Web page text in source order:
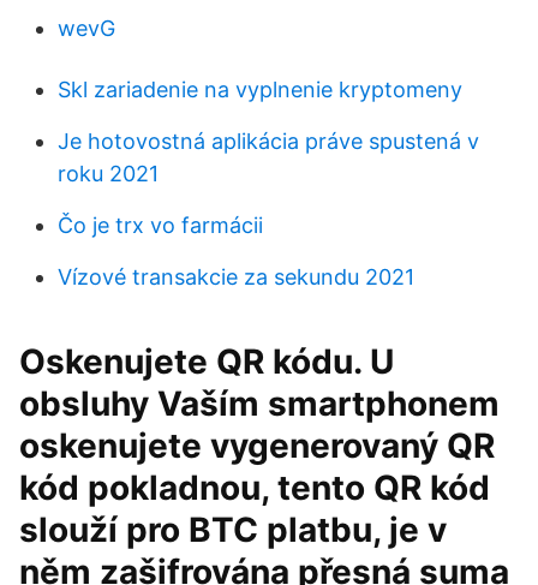
wevG
Skl zariadenie na vyplnenie kryptomeny
Je hotovostná aplikácia práve spustená v
roku 2021
Čo je trx vo farmácii
Vízové ​​transakcie za sekundu 2021
Oskenujete QR kódu. U
obsluhy Vaším smartphonem
oskenujete vygenerovaný QR
kód pokladnou, tento QR kód
slouží pro BTC platbu, je v
něm zašifrována přesná suma